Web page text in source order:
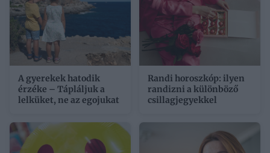
A gyerekek hatodik
érzéke – Tápláljuk a
lelküket, ne az egojukat
Randi horoszkóp: ilyen
randizni a különböző
csillagjegyekkel